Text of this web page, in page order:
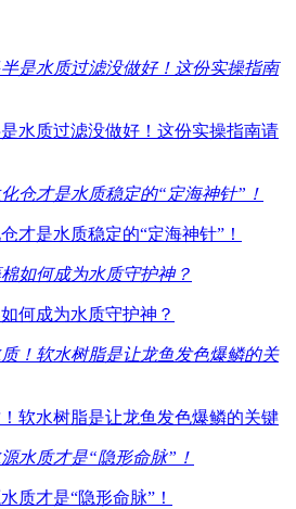
水质过滤没做好！这份实操指南请
才是水质稳定的“定海神针”！
何成为水质守护神？
软水树脂是让龙鱼发色爆鳞的关键
质才是“隐形命脉”！